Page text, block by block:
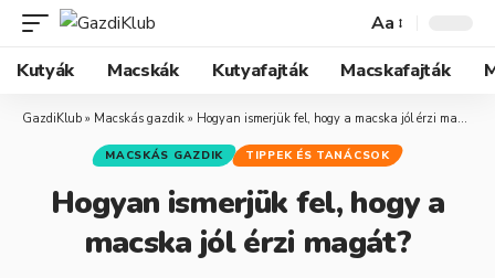
Aa
Kutyák
Macskák Kutyafajták Macskafajták
GazdiKlub » Macskás gazdik » Hogyan ismerjük fel, hogy a macska jól érzi magát?
MACSKÁS GAZDIK TIPPEK ÉS TANÁCSOK
Hogyan ismerjük fel, hogy a
macska jól érzi magát?